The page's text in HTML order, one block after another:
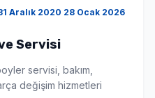
Aralık 2020 28 Ocak 2026
Servisi
servisi, bakım,
değişim hizmetleri